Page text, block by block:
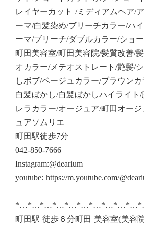
レイヤーカット /ミディアムヘア/
ーマ/白髪染め/ブリーチカラー/ハ
ーマ/ブリーチ/ダブルカラー/ショ
町田美容室/町田美容院/髪質改善/
オカラー/メテオストレート/艶髪/
しボブ/ベージュカラー/ブラウン
白髪ぼかし/白髪ぼかしハイライト
レラカラー/オージュア/町田オー
ュアソムリエ
町田駅徒歩7分
042-850-7666
Instagram:@dearium
youtube: https://m.youtube.com/
町田駅 徒歩６分町田 美容室(美容